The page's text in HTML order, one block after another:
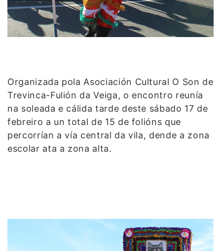
Organizada pola Asociación Cultural O Son de
Trevinca-Fulión da Veiga, o encontro reunía
na soleada e cálida tarde deste sábado 17 de
febreiro a un total de 15 de folións que
percorrían a vía central da vila, dende a zona
escolar ata a zona alta.